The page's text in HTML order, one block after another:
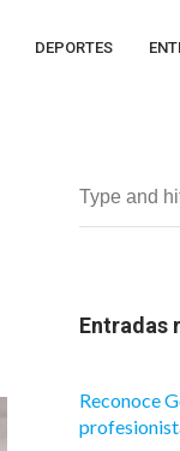
DEPORTES
Entradas
Reconoce